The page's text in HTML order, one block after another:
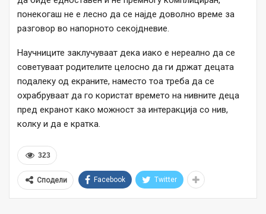
понекогаш не е лесно да се најде доволно време за
разговор во напорното секојдневие.
Научниците заклучуваат дека иако е нереално да се
советуваат родителите целосно да ги држат децата
подалеку од екраните, наместо тоа треба да се
охрабруваат да го користат времето на нивните деца
пред екранот како можност за интеракција со нив,
колку и да е кратка.
323
Сподели Facebook Twitter